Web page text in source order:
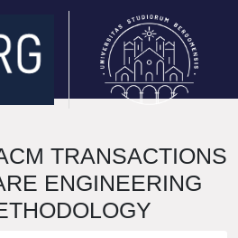
TRANSACTIONS
ENGINEERING